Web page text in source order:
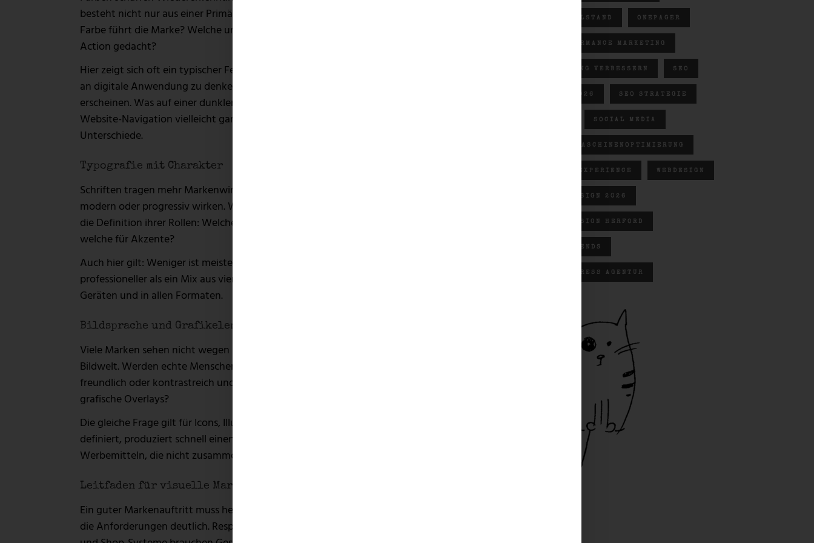
besteht nicht nur aus einer Primärfarbe und etwas Bauchgefühl. Sie braucht Hierarchie. Welche
Farbe führt die Marke? Welche unterstützt? Welche ist für Akzente, Flächen oder Calls-to-
Action gedacht?
Hier zeigt sich oft ein typischer Fehler: Unternehmen wählen Farben nur nach Geschmack, ohne
an digitale Anwendung zu denken. Was im Druck wertig wirkt, kann auf dem Bildschirm flach
erscheinen. Was auf einer dunklen Verpackung stark aussieht, funktioniert in einer hellen
Website-Navigation vielleicht gar nicht. Ein guter Leitfaden berücksichtigt genau diese
Unterschiede.
Typografie mit Charakter
Schriften tragen mehr Markenwirkung, als viele vermuten. Sie können seriös, technisch, nahbar,
modern oder progressiv wirken. Wichtig ist nicht nur die Wahl der Schriftfamilie, sondern auch
die Definition ihrer Rollen: Welche Schrift wird für Headlines genutzt, welche für Fließtext,
welche für Akzente?
Auch hier gilt: Weniger ist meistens stärker. Zwei sauber eingesetzte Schriften wirken meist
professioneller als ein Mix aus vier Stilrichtungen. Entscheidend ist die Lesbarkeit auf allen
Geräten und in allen Formaten.
Bildsprache und Grafikelemente
Viele Marken sehen nicht wegen ihres Logos stark aus, sondern wegen ihrer konsequenten
Bildwelt. Werden echte Menschen gezeigt oder abstrahierte Motive? Sind die Bilder hell und
freundlich oder kontrastreich und kraftvoll? Gibt es feste Perspektiven, Bearbeitungsstile oder
grafische Overlays?
Die gleiche Frage gilt für Icons, Illustrationen, Formen und Layoutmuster. Wer hier keine Linie
definiert, produziert schnell einen Flickenteppich aus Stockfotos, Social Posts und
Werbemitteln, die nicht zusammengehören.
Leitfaden für visuelle Markenidentität im digitalen Alltag
Ein guter Markenauftritt muss heute digital funktionieren, nicht nur auf Papier. Das verändert
die Anforderungen deutlich. Responsive Websites, Social Media, Onlineanzeigen, Newsletter
MITTELSTAND ONEPAGER
PERFORMANCE MARKETING
RANKING VERBESSERN SEO
SEO 2026 SEO STRATEGIE
SOCIAL MEDIA
SUCHMASCHINENOPTIMIERUNG
USER EXPERIENCE WEBDESIGN
WEBDESIGN 2026
WEBDESIGN HERFORD
WEBTRENDS
WORDPRESS AGENTUR